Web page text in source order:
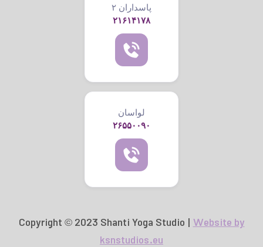
پاسداران ۲
۲۱۶۱۴۱۷۸
لواسان
۲۶۵۵۰۰۹۰
Copyright © 2023 Shanti Yoga Studio |Website by
ksnstudios.eu